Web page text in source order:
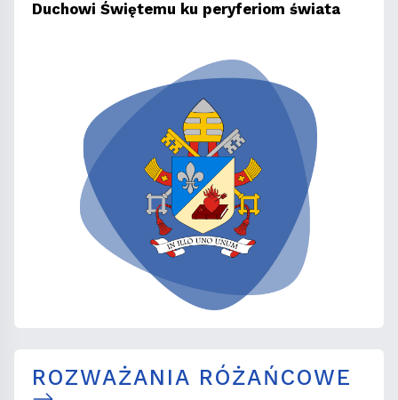
Duchowi Świętemu ku peryferiom świata
ROZWAŻANIA RÓŻAŃCOWE